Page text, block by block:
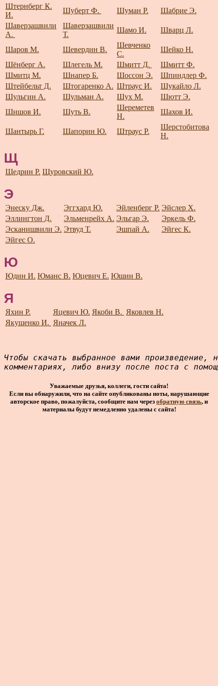
Штернберг К.
И.
Шуберт Ф. Шуман Р.
Шабрие Э.
Шаверзашвили
А.
Шаверзашвили
Т.
Шамо И. Шварц Л.
Шаров М. Шевердин В.
Шевченко
С.
Шейко Н.
Шёнберг А.
Шлегель М. Шмитт Д.
Шмитт Ф.
Шмитц М.
Шнапер Б. Шоссон Э.
Шпиндлер Ф.
Штейбельт Д.
Штогаренко А. Штраус И.
Шукайло Л.
Шульгин А.
Шульман А. Шух М.
Шютт Э.
Шишов И.
Шуть В.
Шереметев
Н.
Шахов И.
Шантырь Г. Шапорин Ю. Штраус Р.
Шерстобитова
Н.
Щ
Щедрин Р. Щуровский Ю.
Э
Энеску Дж. Эггхард Ю. Эйленберг Р. Эйслер Х.
Эллингтон Д.
Эльменрейх А. Эльгар Э.
Эркель Ф.
Эсканишвили Э. Этвуд Т. Эшпай А.
Эйгес К.
Эйгес О.
Ю
Юдин И. Юманс В. Юцевич Е. Юшин В.
Я
Яхин Р. Яцевич Ю. Якоби В. Яковлев Н.
Якушенко И. Яначек Л.
Чтобы скачать выбранное вами
комментариях, либо внизу после поста с
Уважаемые друзья, коллеги, гости сайта!
Если вы обнаружили, что на сайте опубликованы ноты, нарушающие
авторское право, пожалуйста, сообщите нам через обратную связь, и
материалы будут немедленно удалены с сайта!